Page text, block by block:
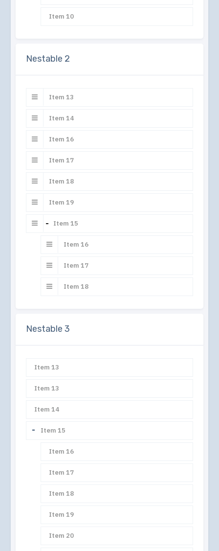
Item 10
Nestable 2
Item 13
Item 14
Item 16
Item 17
Item 18
Item 19
Collapse
Item 15
Item 16
Item 17
Item 18
Nestable 3
Item 13
Item 13
Item 14
Collapse
Item 15
Item 16
Item 17
Item 18
Item 19
Item 20